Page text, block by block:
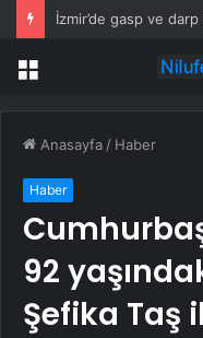
İzmir’de gasp ve
Menü
Anasayfa / Haber
Haber
92
Şefika Taş